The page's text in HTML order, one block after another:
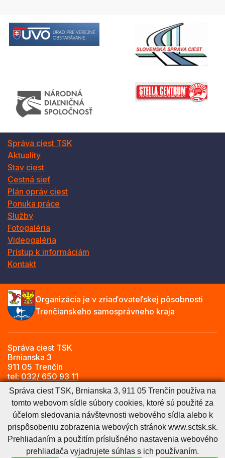
Správa ciest TSK
Aktuality
Stav ciest
Cestná sieť
Plán opráv ciest
Ponuka práce
Služby
Fotogaléria
Videogaléria
Prístup k informáciám
Kontakt
Organizácia je v zriaďovateľskej pôsobnosti
Trenčianskeho samosprávneho kraja
Správa ciest TSK
Brnianska 3
911 05 Trenčín
tel:032/ 650 93 11
e-mail:
info@sctsk.sk
Zásady spracúvania osobných údajovCookies nastavenie
Cookies - viac informáciíVyhlásenie o prístupnosti
Technický prevádzkovateľSprávca obsahu
Správa ciest TSK, Brnianska 3, 911 05 Trenčín používa na
tomto webovom sídle súbory cookies, ktoré sú použité za
účelom sledovania návštevnosti webového sídla alebo k
prispôsobeniu zobrazenia webových stránok www.sctsk.sk.
Prehliadaním a použitím príslušného nastavenia webového
prehliadača vyjadrujete súhlas s ich používaním.